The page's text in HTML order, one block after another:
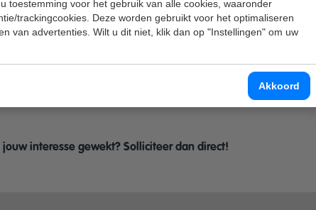
toestemming voor het gebruik van alle cookies, waaronder
trackingcookies. Deze worden gebruikt voor het optimaliseren
van advertenties. Wilt u dit niet, klik dan op "Instellingen" om uw
Akkoord
en begrijpt de Nederlandse taal;
van rijbewijs B en E is een pre;
interesse gewekt? Solliciteer dan direct!